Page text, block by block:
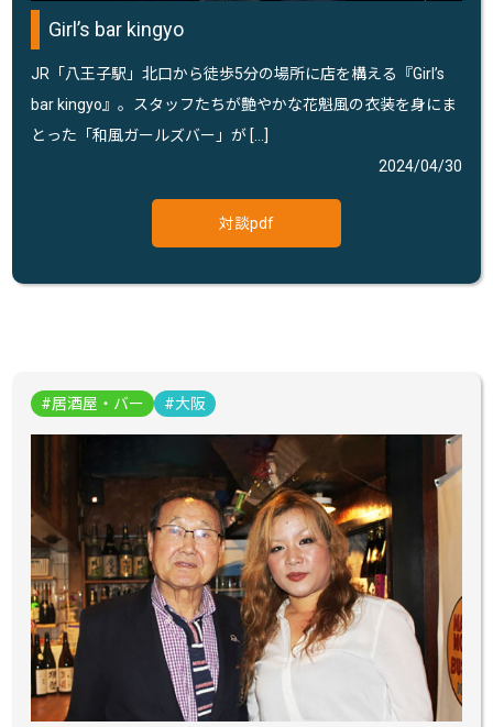
Girl’s bar kingyo
JR「八王子駅」北口から徒歩5分の場所に店を構える『Girl’s
bar kingyo』。スタッフたちが艶やかな花魁風の衣装を身にま
とった「和風ガールズバー」が […]
2024/04/30
対談pdf
居酒屋・バー 大阪